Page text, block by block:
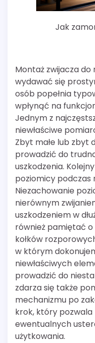
Jak
Montaż zwijacza
wydawać się
osób popełnia
wpłynąć na
Jednym z
niewłaściwe
Zbyt małe lub zbyt
prowadzić do
uszkodzenia.
poziomicy podczas
Niezachowanie
nierównym
uszkodzeniem w
również pamiętać
kołków
w którym
niewłaściwych
prowadzić do
zdarza się także
mechanizmu po
krok, który
ewentualnych
użytkowania.